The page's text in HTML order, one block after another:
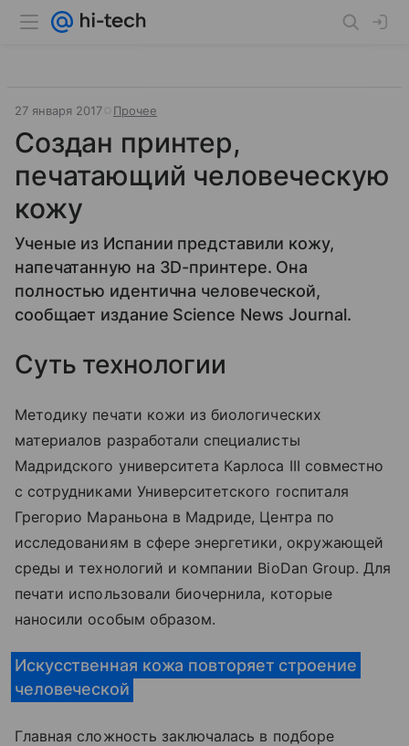
27 января 2017 Прочее
Создан принтер,
печатающий человеческую
кожу
Ученые из Испании представили кожу,
напечатанную на 3D-принтере. Она
полностью идентична человеческой,
сообщает издание Science News Journal.
Суть технологии
Методику печати кожи из биологических
материалов разработали специалисты
Мадридского университета Карлоса III совместно
с сотрудниками Университетского госпиталя
Грегорио Мараньона в Мадриде, Центра по
исследованиям в сфере энергетики, окружающей
среды и технологий и компании BioDan Group. Для
печати использовали биочернила, которые
наносили особым образом.
Искусственная кожа повторяет строение
человеческой
Главная сложность заключалась в подборе